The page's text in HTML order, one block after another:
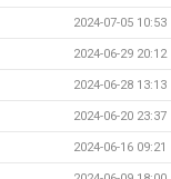
2024-07-05 10:53
2024-06-29 20:12
2024-06-28 13:13
2024-06-20 23:37
2024-06-16 09:21